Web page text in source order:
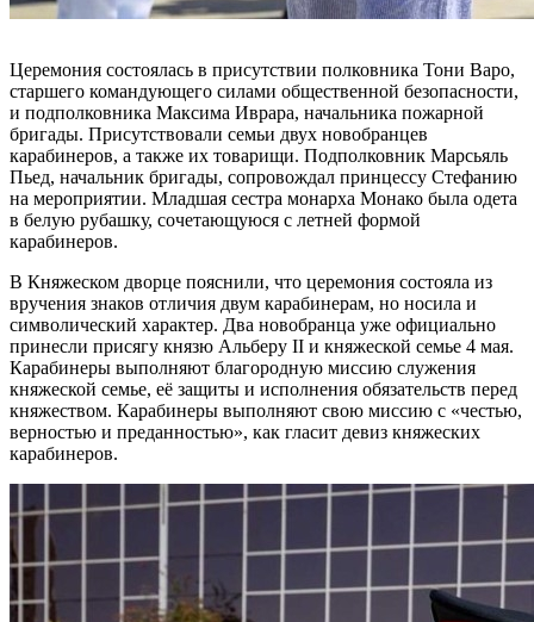
Церемония состоялась в присутствии полковника Тони Варо,
старшего командующего силами общественной безопасности,
и подполковника Максима Иврара, начальника пожарной
бригады. Присутствовали семьи двух новобранцев
карабинеров, а также их товарищи. Подполковник Марсьяль
Пьед, начальник бригады, сопровождал принцессу Стефанию
на мероприятии. Младшая сестра монарха Монако была одета
в белую рубашку, сочетающуюся с летней формой
карабинеров.
В Княжеском дворце пояснили, что церемония состояла из
вручения знаков отличия двум карабинерам, но носила и
символический характер. Два новобранца уже официально
принесли присягу князю Альберу II и княжеской семье 4 мая.
Карабинеры выполняют благородную миссию служения
княжеской семье, её защиты и исполнения обязательств перед
княжеством. Карабинеры выполняют свою миссию с «честью,
верностью и преданностью», как гласит девиз княжеских
карабинеров.